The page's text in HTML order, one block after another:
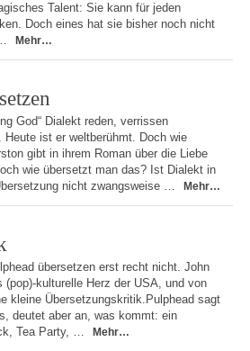
Talent: Sie kann für jeden
Doch eines hat sie bisher noch nicht
Mehr…
God“ Dialekt reden, verrissen
ist er weltberühmt. Doch wie
gibt in ihrem Roman über die Liebe
wie übersetzt man das? Ist Dialekt in
nicht zwangsweise …
Mehr…
übersetzen erst recht nicht. John
kulturelle Herz der USA, und von
kleine Übersetzungskritik.Pulphead sagt
deutet aber an, was kommt: ein
Tea Party, …
Mehr…